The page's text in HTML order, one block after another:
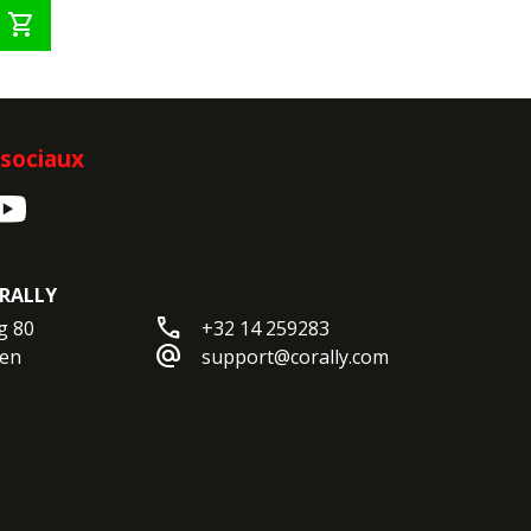
shopping_cart
80
call +32 14 259283
alternate_email support@corally.com